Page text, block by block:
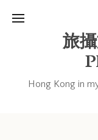
旅
Hong Kong in